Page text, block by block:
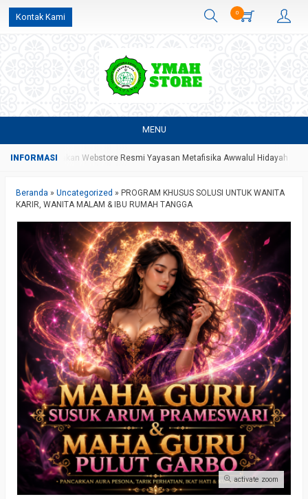
Kontak Kami 0
MENU
Merupakan Webstore Resmi Yayasan Metafisika Awwalul Hidayah Batang
Beranda » Uncategorized » PROGRAM KHUSUS SOLUSI UNTUK WANITA
KARIR, WANITA MALAM & IBU RUMAH TANGGA
activate zoom